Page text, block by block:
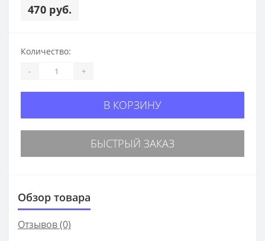
470 руб.
Количество:
- +
В КОРЗИНУ
БЫСТРЫЙ ЗАКАЗ
Обзор товара
Отзывов (0)